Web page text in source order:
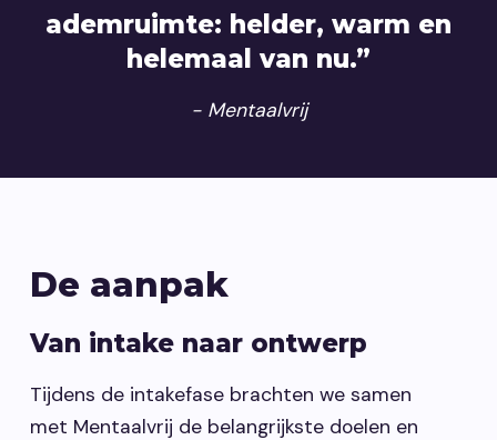
ademruimte: helder, warm en
helemaal van nu.”
- Mentaalvrij
De aanpak
Van intake naar ontwerp
Tijdens de intakefase brachten we samen
met Mentaalvrij de belangrijkste doelen en